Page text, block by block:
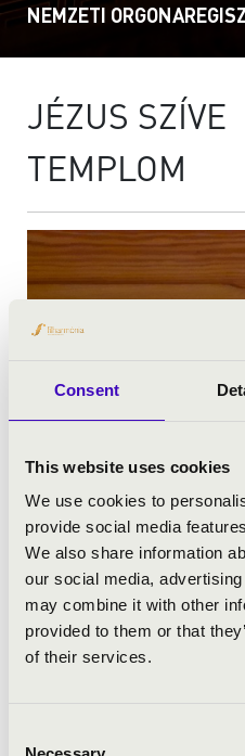
Consent
This website uses cookies
We use cookies to
provide social media
We also share information
our social media,
may combine it with other
provided to them or that
of their services.
NEMZETI
JÉZUS SZÍVE
TEMPLOM